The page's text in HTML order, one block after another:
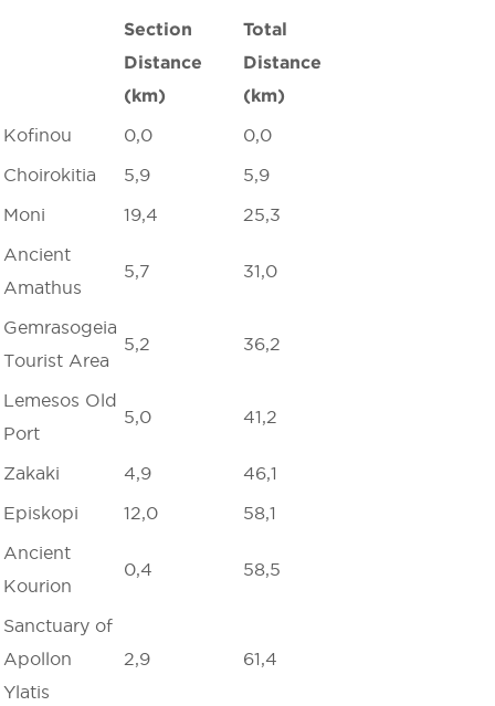
Section
Distance
(km)
Total
Distance
(km)
Kofinou
0,0
0,0
Choirokitia
5,9
5,9
Moni
19,4
25,3
Ancient
Amathus
5,7 31,0
Gemrasogeia
Tourist Area
5,2 36,2
Lemesos Old
Port
5,0 41,2
Zakaki 4,9
46,1
Episkopi
12,0
58,1
Ancient
Kourion
0,4 58,5
Sanctuary of
Apollon
Ylatis
2,9 61,4